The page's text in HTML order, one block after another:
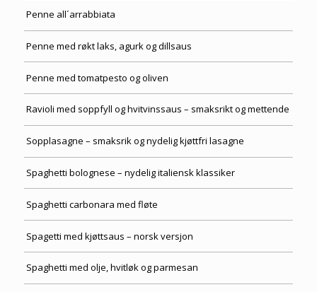
Penne all´arrabbiata
Penne med røkt laks, agurk og dillsaus
Penne med tomatpesto og oliven
Ravioli med soppfyll og hvitvinssaus – smaksrikt og mettende
Sopplasagne – smaksrik og nydelig kjøttfri lasagne
Spaghetti bolognese – nydelig italiensk klassiker
Spaghetti carbonara med fløte
Spagetti med kjøttsaus – norsk versjon
Spaghetti med olje, hvitløk og parmesan